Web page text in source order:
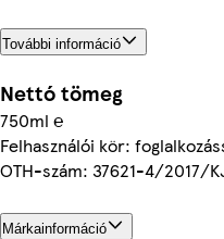
További információ
Nettó tömeg
750ml ℮
Felhasználói kör:
OTH-szám: 37621-4/2017/
Márkainformáció